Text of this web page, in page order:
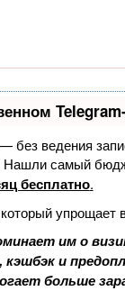
без ведения
Нашли самый
бесплатно.
упрощает
им о
кэшбэк и
больше